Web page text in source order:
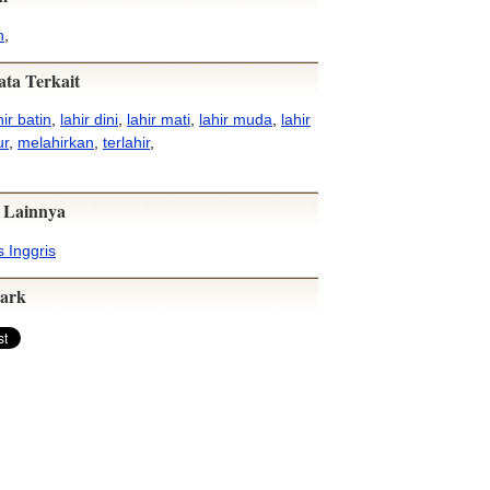
Terkait
batin lahir dini lahir mati lahir muda
lahir
, melahirkan terlahir,
Inggris